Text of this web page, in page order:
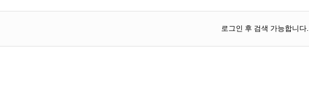
로그인 후 검색 가능합니다.